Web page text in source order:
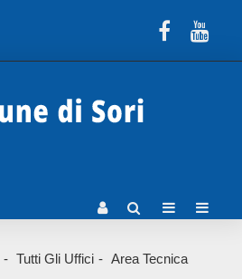
Tutti Gli Uffici Area Tecnica